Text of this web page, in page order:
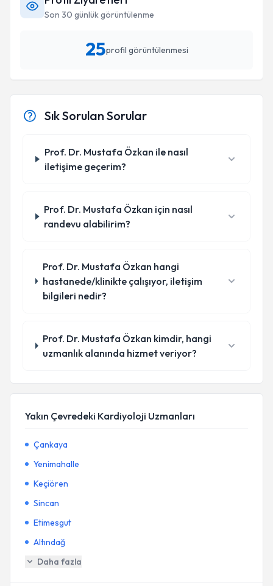
Son 30 günlük görüntülenme
25profil görüntülenmesi
Sık Sorulan Sorular
Prof. Dr. Mustafa Özkan ile nasıl
iletişime geçerim?
Prof. Dr. Mustafa Özkan için nasıl
randevu alabilirim?
Prof. Dr. Mustafa Özkan hangi
hastanede/klinikte çalışıyor, iletişim
bilgileri nedir?
Prof. Dr. Mustafa Özkan kimdir, hangi
uzmanlık alanında hizmet veriyor?
Yakın Çevredeki Kardiyoloji Uzmanları
Çankaya
Yenimahalle
Keçiören
Sincan
Etimesgut
Altındağ
Daha fazla